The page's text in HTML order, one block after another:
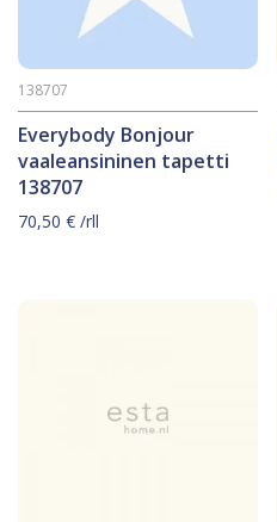
Everybody Bonjour
vaaleansininen tapetti
138707
138707
70,50 € /rll